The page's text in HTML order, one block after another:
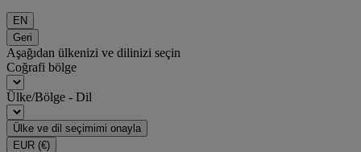
EN
Geri
Aşağıdan ülkenizi ve dilinizi seçin
Coğrafi bölge
Ülke/Bölge - Dil
Ülke ve dil seçimimi onayla
EUR (€)